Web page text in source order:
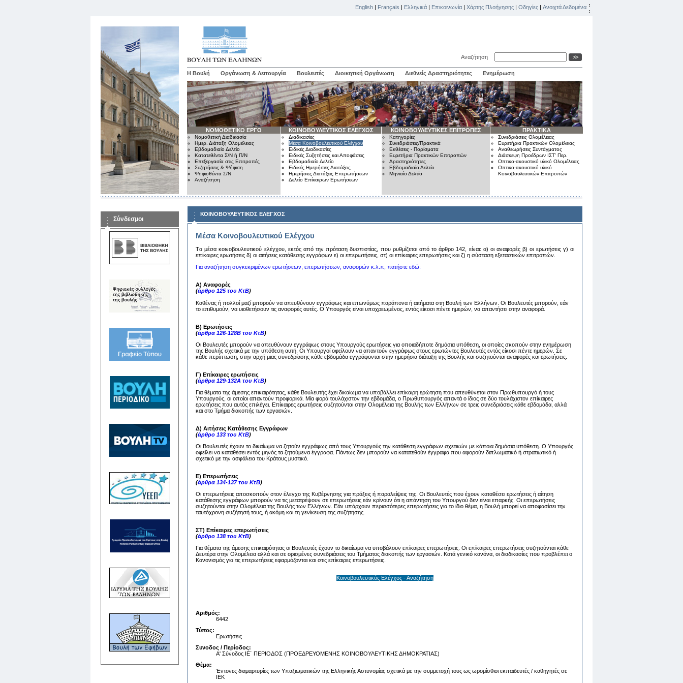
English | Français | Ελληνικά | Επικοινωνία | Χάρτης Πλοήγησης | Οδηγίες | Ανοιχτά Δεδομένα
Αναζήτηση
Η Βουλή Οργάνωση & Λειτουργία Βουλευτές Διοικητική Οργάνωση Διεθνείς Δραστηριότητες Ενημέρωση
ΝΟΜΟΘΕΤΙΚΟ ΕΡΓΟ
Νομοθετική Διαδικασία
Ημερ. Διάταξη Ολομέλειας
Εβδομαδιαίο Δελτίο
Κατατεθέντα Σ/Ν ή Π/Ν
Επεξεργασία στις Επιτροπές
Συζητήσεις & Ψήφιση
Ψηφισθέντα Σ/Ν
Αναζήτηση
ΚΟΙΝΟΒΟΥΛΕΥΤΙΚΟΣ ΕΛΕΓΧΟΣ
Διαδικασίες
Μέσα Κοινοβουλευτικού Ελέγχου
Ειδικές Διαδικασίες
Ειδικές Συζητήσεις και Αποφάσεις
Εβδομαδιαίο Δελτίο
Ειδικές Ημερήσιες Διατάξεις
Ημερήσιες Διατάξεις Επερωτήσεων
Δελτίο Επίκαιρων Ερωτήσεων
ΚΟΙΝΟΒΟΥΛΕΥΤΙΚΕΣ ΕΠΙΤΡΟΠΕΣ
Κατηγορίες
Συνεδριάσεις/Πρακτικά
Εκθέσεις - Πορίσματα
Ευρετήρια Πρακτικών Επιτροπών
Δραστηριότητες
Εβδομαδιαίο Δελτίο
Μηνιαίο Δελτίο
ΠΡΑΚΤΙΚΑ
Συνεδριάσεις Ολομέλειας
Ευρετήρια Πρακτικών Ολομέλειας
Αναθεωρήσεις Συντάγματος
Διάσκεψη Προέδρων ΙΣΤ' Περ.
Οπτικο-ακουστικό υλικό Ολομέλειας
Οπτικο-ακουστικό υλικό
Κοινοβουλευτικών Επιτροπών
Σύνδεσμοι
ΚΟΙΝΟΒΟΥΛΕΥΤΙΚΟΣ ΕΛΕΓΧΟΣ
Μέσα Κοινοβουλευτικού Ελέγχου
Tα μέσα κoινoβoυλευτικoύ ελέγχoυ, εκτός από την πρόταση δυσπιστίας, πoυ ρυθμίζεται από τo άρθρo 142, είναι: α) oι αναφoρές β) oι ερωτήσεις γ) oι
επίκαιρες ερωτήσεις δ) oι αιτήσεις κατάθεσης εγγράφων ε) oι επερωτήσεις, στ) oι επίκαιρες επερωτήσεις και ζ) η σύσταση εξεταστικών επιτροπών.
Για αναζήτηση συγκεκριμένων ερωτήσεων, επερωτήσεων, αναφορών κ.λ.π, πατήστε εδώ:
Α) Αναφορές
(άρθρο 125 του ΚτΒ)
Καθένας ή πολλοί μαζί μπορούν να απευθύνουν εγγράφως και επωνύμως παράπονα ή αιτήματα στη Βουλή των Ελλήνων. Οι Βουλευτές μπορούν, εάν
το επιθυμούν, να υιοθετήσουν τις αναφορές αυτές. Ο Υπουργός είναι υποχρεωμένος, εντός είκοσι πέντε ημερών, να απαντήσει στην αναφορά.
Β) Ερωτήσεις
(άρθρα 126-128Β του ΚτΒ)
Οι Βουλευτές μπορούν να απευθύνουν εγγράφως στους Υπουργούς ερωτήσεις για οποιαδήποτε δημόσια υπόθεση, οι οποίες σκοπούν στην ενημέρωση
της Βουλής σχετικά με την υπόθεση αυτή. Οι Υπουργοί οφείλουν να απαντούν εγγράφως στους ερωτώντες Βουλευτές εντός είκοσι πέντε ημερών. Σε
κάθε περίπτωση, στην αρχή μιας συνεδρίασης κάθε εβδομάδα εγγράφονται στην ημερήσια διάταξη της Βουλής και συζητούνται αναφορές και ερωτήσεις.
Γ) Επίκαιρες ερωτήσεις
(άρθρα 129-132Α του ΚτΒ)
Για θέματα της άμεσης επικαιρότητας, κάθε Βουλευτής έχει δικαίωμα να υποβάλλει επίκαιρη ερώτηση που απευθύνεται στον Πρωθυπουργό ή τους
Υπουργούς, οι οποίοι απαντούν προφορικά. Μία φορά τουλάχιστον την εβδομάδα, ο Πρωθυπουργός απαντά ο ίδιος σε δύο τουλάχιστον επίκαιρες
ερωτήσεις που αυτός επιλέγει. Επίκαιρες ερωτήσεις συζητούνται στην Ολομέλεια της Βουλής των Ελλήνων σε τρεις συνεδριάσεις κάθε εβδομάδα, αλλά
και στο Τμήμα διακοπής των εργασιών.
Δ) Αιτήσεις Κατάθεσης Εγγράφων
(άρθρο 133 του ΚτΒ)
Οι Βουλευτές έχουν το δικαίωμα να ζητούν εγγράφως από τους Υπουργούς την κατάθεση εγγράφων σχετικών με κάποια δημόσια υπόθεση. Ο Υπουργός
οφείλει να καταθέσει εντός μηνός τα ζητούμενα έγγραφα. Πάντως δεν μπορούν να κατατεθούν έγγραφα που αφορούν διπλωματικό ή στρατιωτικό ή
σχετικό με την ασφάλεια του Κράτους μυστικό.
Ε) Επερωτήσεις
(άρθρα 134-137 του ΚτΒ)
Οι επερωτήσεις αποσκοπούν στον έλεγχο της Κυβέρνησης για πράξεις ή παραλείψεις της. Οι Βουλευτές που έχουν καταθέσει ερωτήσεις ή αίτηση
κατάθεσης εγγράφων μπορούν να τις μετατρέψουν σε επερωτήσεις εάν κρίνουν ότι η απάντηση του Υπουργού δεν είναι επαρκής. Οι επερωτήσεις
συζητούνται στην Ολομέλεια της Βουλής των Ελλήνων. Εάν υπάρχουν περισσότερες επερωτήσεις για το ίδιο θέμα, η Βουλή μπορεί να αποφασίσει την
ταυτόχρονη συζήτησή τους, ή ακόμη και τη γενίκευση της συζήτησης.
ΣΤ) Επίκαιρες επερωτήσεις
(άρθρο 138 του ΚτΒ)
Για θέματα της άμεσης επικαιρότητας οι Βουλευτές έχουν το δικαίωμα να υποβάλουν επίκαιρες επερωτήσεις. Οι επίκαιρες επερωτήσεις συζητούνται κάθε
Δευτέρα στην Ολομέλεια αλλά και σε ορισμένες συνεδριάσεις του Τμήματος διακοπής των εργασιών. Κατά γενικό κανόνα, οι διαδικασίες που προβλέπει ο
Κανονισμός για τις επερωτήσεις εφαρμόζονται και στις επίκαιρες επερωτήσεις.
Κοινοβουλευτικός Ελέγχος - Αναζήτηση
Αριθμός:
6442
Τύπος:
Ερωτήσεις
Συνοδος / Περίοδος:
Α' Σύνοδος ΙΕ΄ ΠΕΡΙΟΔΟΣ (ΠΡΟΕΔΡΕΥΟΜΕΝΗΣ ΚΟΙΝΟΒΟΥΛΕΥΤΙΚΗΣ ΔΗΜΟΚΡΑΤΙΑΣ)
Θέμα:
Έντονες διαμαρτυρίες των Υπαξιωματικών της Ελληνικής Αστυνομίας σχετικά με την συμμετοχή τους ως ωρομίσθιοι εκπαιδευτές / καθηγητές σε
ΙΕΚ